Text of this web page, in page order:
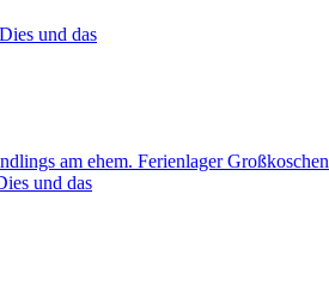
Dies und das
am ehem. Ferienlager Großkoschen
und das